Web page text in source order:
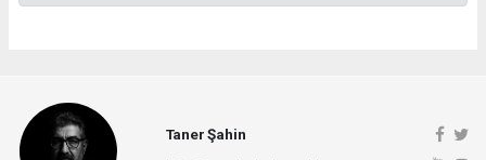
Taner Şahin